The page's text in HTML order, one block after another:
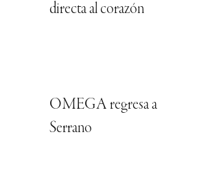
directa al corazón
OMEGA regresa a
Serrano